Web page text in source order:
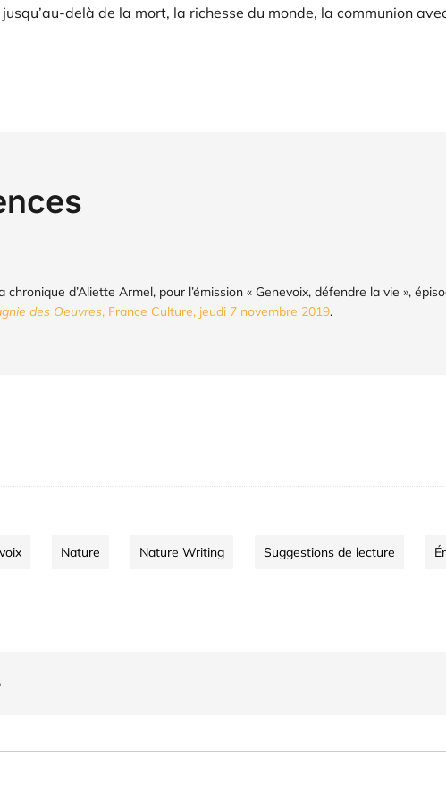
delà de la mort, la richesse du monde, la communion
chronique d’Aliette Armel,pour l’émission « Genevoix, défendre la vie »,
des Oeuvres, France Culture, jeudi 7 novembre 2019.
Nature Nature Writing Suggestions de lecture